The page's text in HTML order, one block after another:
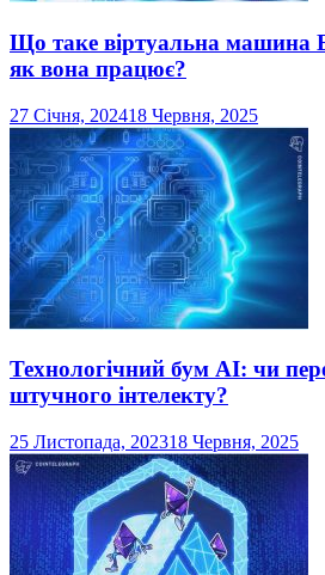
Що таке віртуальна машина
як вона працює?
27 Січня, 202418 Червня, 2025
Технологічний бум AI: чи
штучного інтелекту?
25 Листопада, 202318 Червня, 2025